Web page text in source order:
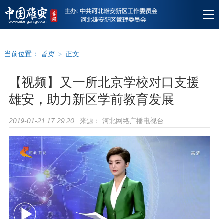
当前位置： 首页 > 正文
【视频】又一所北京学校对口支援
雄安，助力新区学前教育发展
2019-01-21 17:29:20 来源： 河北网络广播电视台